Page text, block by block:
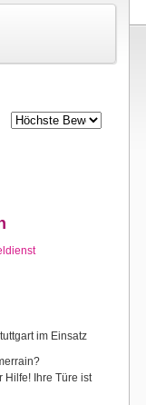
im Einsatz
Hilfe! Ihre Türe ist